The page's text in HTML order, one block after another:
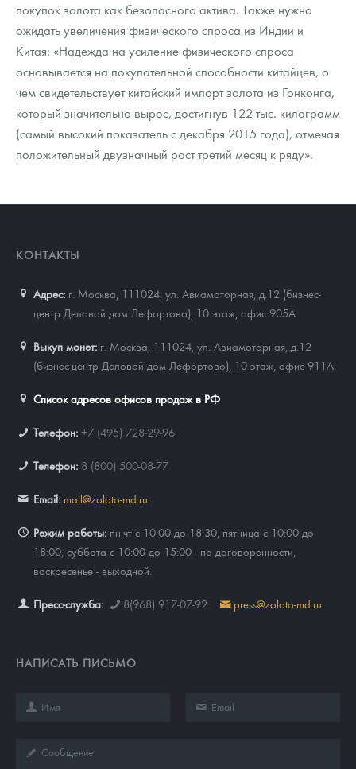
покупок золота как безопасного актива. Также нужно
ожидать увеличения физического спроса из Индии и
Китая: «Надежда на усиление физического спроса
основывается на покупательной способности китайцев, о
чем свидетельствует китайский импорт золота из Гонконга,
который значительно вырос, достигнув 122 тыс. килограмм
(самый высокий показатель с декабря 2015 года), отмечая
положительный двузначный рост третий месяц к ряду».
КОНТАКТЫ
Адрес: г. Москва, 111024 ул. Авиамоторная, д.12 (бизнес-
центр Деловой дом Лефортово), 10 этаж, офис 905А
Выкуп монет: г. Москва, 111024, ул. Авиамоторная, д.12
(бизнес-центр Деловой дом Лефортово), 10 этаж, офис 911А
Список адресов офисов продаж в РФ
Телефон: +7 (495) 728-29-96
Телефон: 8 (800) 500-08-77
Email: mail@zoloto-md.ru
Режим работы: пн-чт с 10:00 до 18:30, пятница с 10:00 до
18:00, суббота с 10:00 до 15:00 - по договоренности,
воскресенье - выходной.
Пресс-служба: 8(968) 917-07-92 press@zoloto-md.ru
НАПИСАТЬ ПИСЬМО